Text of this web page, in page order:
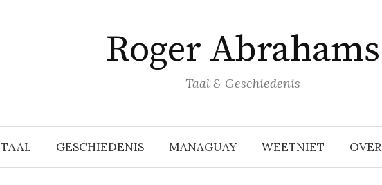
Roger Abrahams
Taal & Geschiedenis
TAAL GESCHIEDENIS MANAGUAY WEETNIET OVER